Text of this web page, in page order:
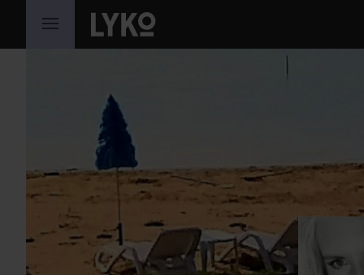
HOPPA TILL INNEHÅLLET